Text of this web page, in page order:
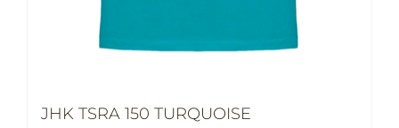
JHK TSRA 150 TURQUOISE